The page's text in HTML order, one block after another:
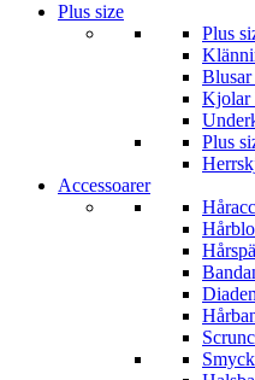
Plus size
Plus
Kjolar
Plus
Accessoarer